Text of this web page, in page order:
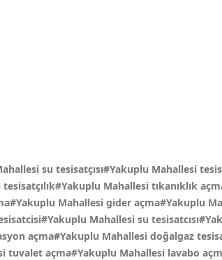
su tesisatçısı#Yakuplu Mahallesi
Mahallesi tıkanıklık
Mahallesi gider açma#Yakuplu
Mahallesi su
açma#Yakuplu Mahallesi doğalgaz
tuvalet açma#Yakuplu Mahallesi lavabo